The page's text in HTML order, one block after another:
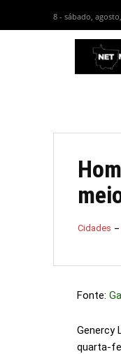
8 - sábado,
Cidades
Fonte:
Genercy
quarta-